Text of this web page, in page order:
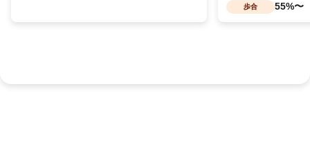
歩合 55%〜